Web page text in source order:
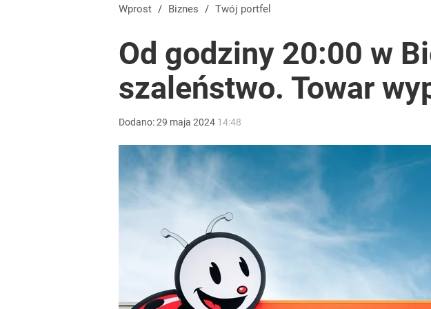
System kaucyjny znów się zmieni. Te opakowania też trafią do automatów
„Nie chodzi o zemstę”. Mocny apel w sprawie ofiar rzezi wołyńskiej
Farmacja: wzrost pod presją. co czeka branżę do 2030 roku?
Wprost / Biznes / Twój portfel
Od godziny 20:00 w
szaleństwo. Towar
Dodano:29 maja 2024 14:48